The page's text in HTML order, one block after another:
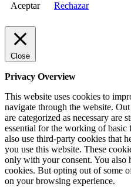
Aceptar Rechazar
Close
Privacy Overview
This website uses cookies to
navigate through the website.
are categorized as necessary are
essential for the working of
also use third-party cookies that
you use this website. These
only with your consent. You also
cookies. But opting out of some
on your browsing experience.